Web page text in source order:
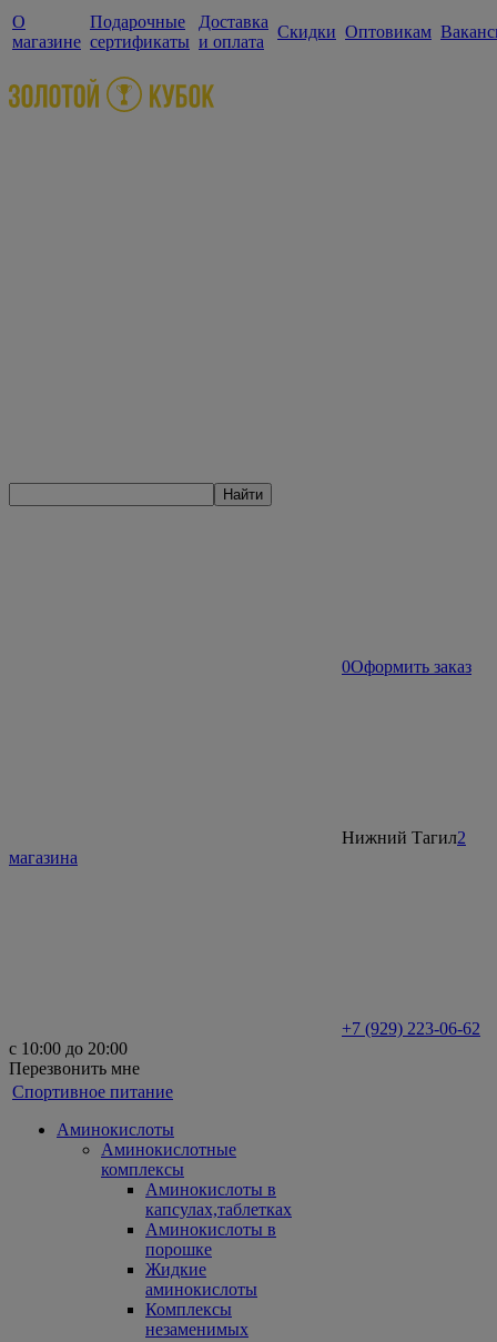
О
магазине
Подарочные
сертификаты
Доставка
и оплата
Скидки Оптовикам
Найти
0Оформить заказ
Нижний Тагил2
магазина
+7 (929) 223-06-62
с 10:00 до 20:00
Перезвонить мне
Спортивное питание
Аминокислоты
Аминокислотные
комплексы
Аминокислоты в
капсулах,таблетках
Аминокислоты в
порошке
Жидкие
аминокислоты
Комплексы
незаменимых